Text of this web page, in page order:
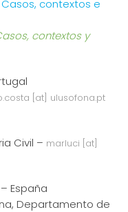
contextos e
contextos y
[at] ulusofona.pt
Civil – marluci [at]
– España
Departamento de